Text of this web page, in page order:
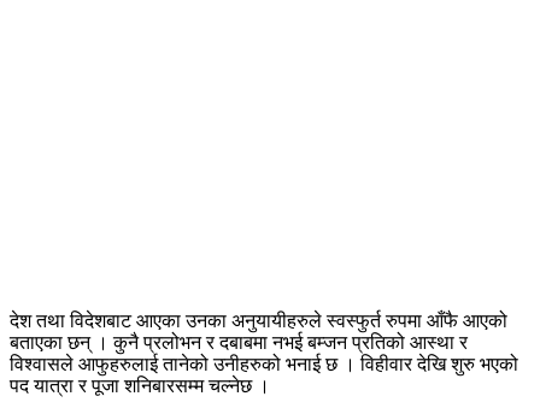
देश तथा विदेशबाट आएका उनका अनुयायीहरुले स्वस्फुर्त रुपमा आँफै आएको
बताएका छन् । कुनै प्रलोभन र दबाबमा नभई बम्जन प्रतिको आस्था र
विश्वासले आफुहरुलाई तानेको उनीहरुको भनाई छ । विहीवार देखि शुरु भएको
पद यात्रा र पूजा शनिबारसम्म चल्नेछ ।